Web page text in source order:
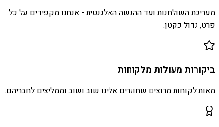
מעריכת השולחנות ועד ההגשה האלגנטית - אנחנו מקפידים על כל
פרט, גדול כקטן.
ביקורות מעולות מלקוחות
מאות לקוחות מרוצים שחוזרים אלינו שוב ושוב וממליצים לחבריהם.